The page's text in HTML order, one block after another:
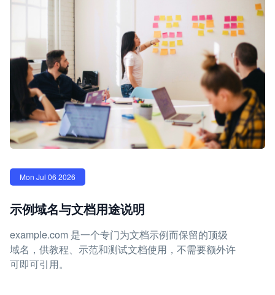
Mon Jul 06 2026
示例域名与文档用途说明
example.com 是一个专门为文档示例而保留的顶级
域名，供教程、示范和测试文档使用，不需要额外许
可即可引用。